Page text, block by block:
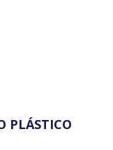
PLÁSTICO